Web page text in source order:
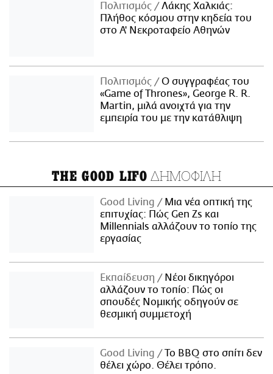
Πολιτισμός
Λάκης Χαλκιάς:
Πλήθος κόσμου στην κηδεία του
στο Α' Νεκροταφείο Αθηνών
Πολιτισμός
Ο συγγραφέας του
«Game of Thrones», George R. R.
Martin, μιλά ανοιχτά για την
εμπειρία του με την κατάθλιψη
THE GOOD LIFO ΔΗΜΟΦΙΛΗ
Good Living
Μια νέα οπτική της
επιτυχίας: Πώς Gen Zs και
Millennials αλλάζουν το τοπίο της
εργασίας
Εκπαίδευση
Νέοι δικηγόροι
αλλάζουν το τοπίο: Πώς οι
σπουδές Νομικής οδηγούν σε
θεσμική συμμετοχή
Good Living
Το BBQ στο σπίτι δεν
θέλει χώρο. Θέλει τρόπο.